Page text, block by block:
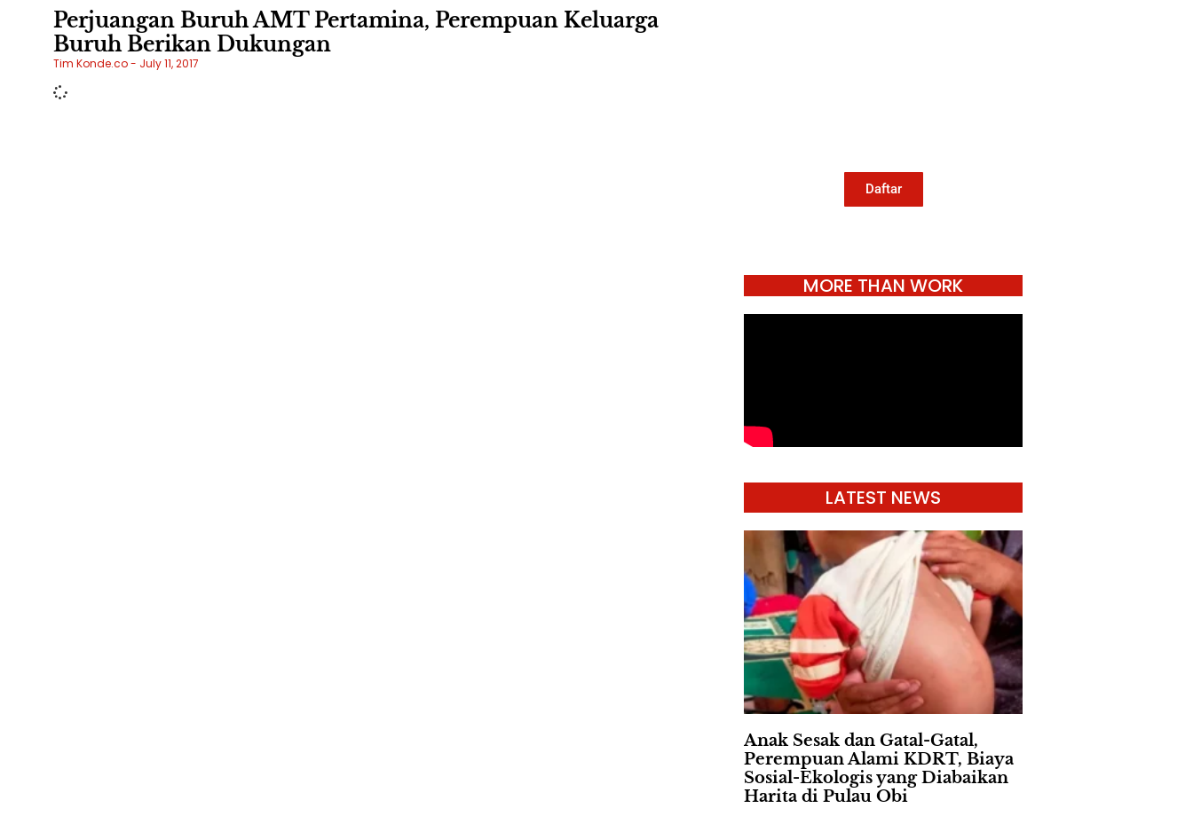
Perjuangan Buruh AMT Pertamina, Perempuan Keluarga
Buruh Berikan Dukungan
Tim Konde.co July 11, 2017
Daftar
MORE THAN WORK
LATEST NEWS
Anak Sesak dan Gatal-Gatal,
Perempuan Alami KDRT, Biaya
Sosial-Ekologis yang Diabaikan
Harita di Pulau Obi